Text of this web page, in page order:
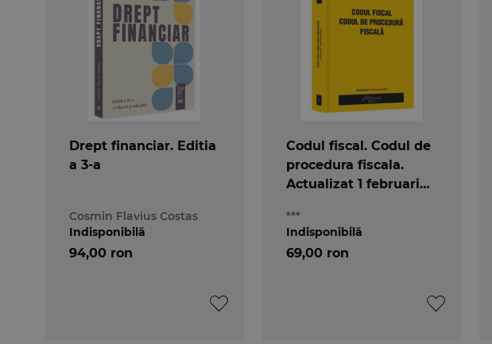
Drept financiar. Editia
a 3-a
Cosmin Flavius Costas
94,00 ron
Indisponibilă
Codul fiscal. Codul de
procedura fiscala.
Actualizat 1 februarie
***
69,00 ron
Indisponibilă